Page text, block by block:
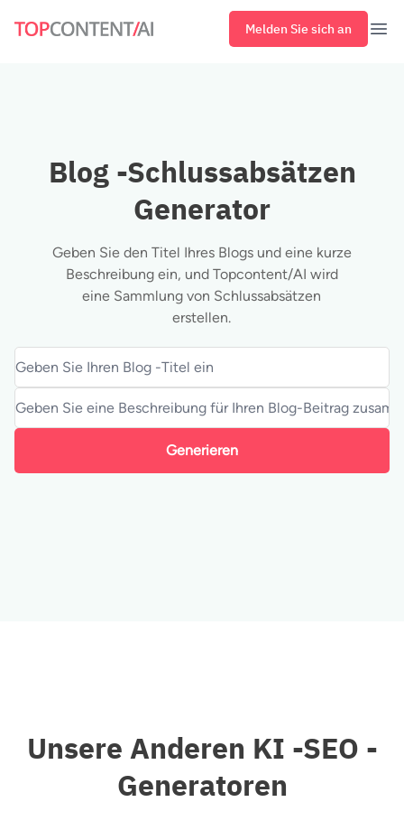
Melden Sie sich an
Blog -Schlussabsätzen
Generator
Geben Sie den Titel Ihres Blogs und eine kurze
Beschreibung ein, und Topcontent/AI wird
eine Sammlung von Schlussabsätzen
erstellen.
Generieren
Unsere Anderen KI -SEO -
Generatoren